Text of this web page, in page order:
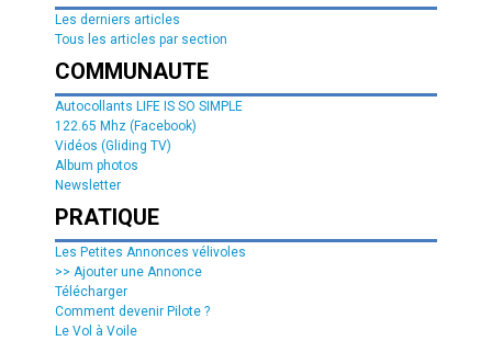
Les derniers articles
Tous les articles par section
COMMUNAUTE
Autocollants LIFE IS SO SIMPLE
122.65 Mhz (Facebook)
Vidéos (Gliding TV)
Album photos
Newsletter
PRATIQUE
Les Petites Annonces vélivoles
>> Ajouter une Annonce
Télécharger
Comment devenir Pilote ?
Le Vol à Voile